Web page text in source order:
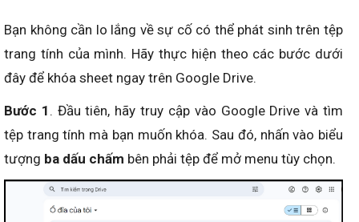
Bạn không cần lo lắng về sự cố có thể phát sinh trên tệp
trang tính của mình. Hãy thực hiện theo các bước dưới
đây để khóa sheet ngay trên Google Drive.
Bước 1 . Đầu tiên, hãy truy cập vào Google Drive và tìm
tệp trang tính mà bạn muốn khóa. Sau đó, nhấn vào biểu
tượng ba dấu chấm bên phải tệp để mở menu tùy chọn.